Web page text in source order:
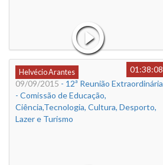
Helvécio Arantes
01:38:08
09/09/2015 - 12ª Reunião Extraordinária
- Comissão de Educação,
Ciência,Tecnologia, Cultura, Desporto,
Lazer e Turismo